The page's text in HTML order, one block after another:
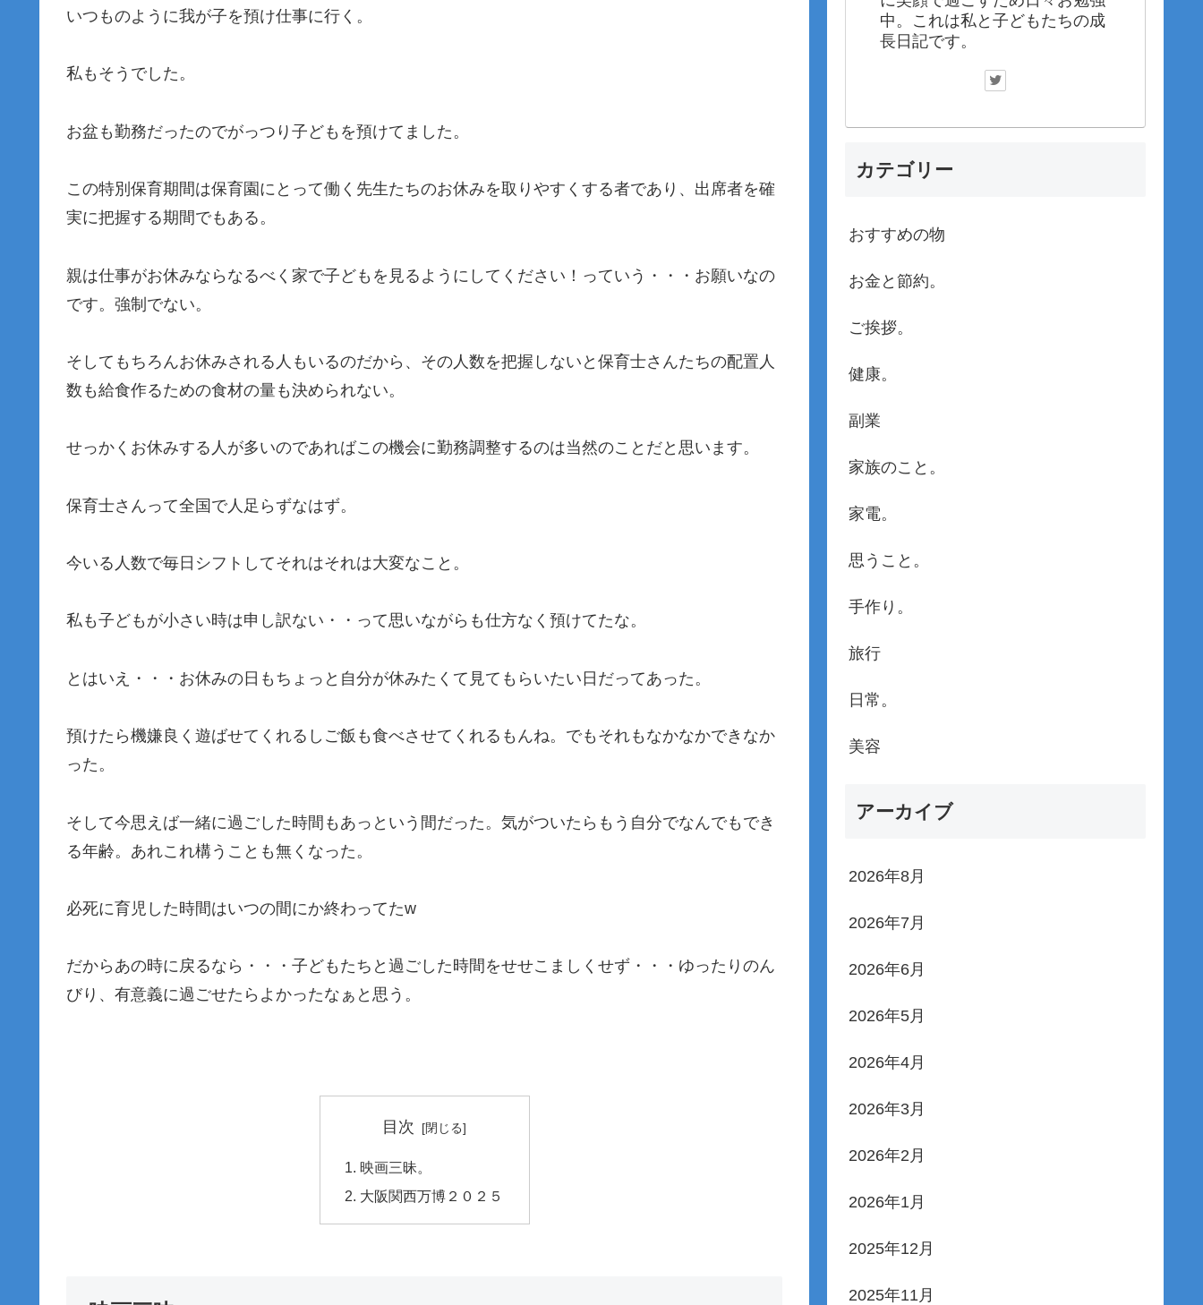
いつものように我が子を預け仕事に行く。
私もそうでした。
お盆も勤務だったのでがっつり子どもを預けてました。
この特別保育期間は保育園にとって働く先生たちのお休みを取りやすくする者であり、出席者を確
実に把握する期間でもある。
親は仕事がお休みならなるべく家で子どもを見るようにしてください！っていう・・・お願いなの
です。強制でない。
そしてもちろんお休みされる人もいるのだから、その人数を把握しないと保育士さんたちの配置人
数も給食作るための食材の量も決められない。
せっかくお休みする人が多いのであればこの機会に勤務調整するのは当然のことだと思います。
保育士さんって全国で人足らずなはず。
今いる人数で毎日シフトしてそれはそれは大変なこと。
私も子どもが小さい時は申し訳ない・・って思いながらも仕方なく預けてたな。
とはいえ・・・お休みの日もちょっと自分が休みたくて見てもらいたい日だってあった。
預けたら機嫌良く遊ばせてくれるしご飯も食べさせてくれるもんね。でもそれもなかなかできなか
った。
そして今思えば一緒に過ごした時間もあっという間だった。気がついたらもう自分でなんでもでき
る年齢。あれこれ構うことも無くなった。
必死に育児した時間はいつの間にか終わってたw
だからあの時に戻るなら・・・子どもたちと過ごした時間をせせこましくせず・・・ゆったりのん
びり、有意義に過ごせたらよかったなぁと思う。
目次
映画三昧。
大阪関西万博２０２５
中。これは私と子どもたちの成
長日記です。
カテゴリー
おすすめの物
お金と節約。
ご挨拶。
健康。
副業
家族のこと。
家電。
思うこと。
手作り。
旅行
日常。
美容
アーカイブ
2026年8月
2026年7月
2026年6月
2026年5月
2026年4月
2026年3月
2026年2月
2026年1月
2025年12月
2025年11月